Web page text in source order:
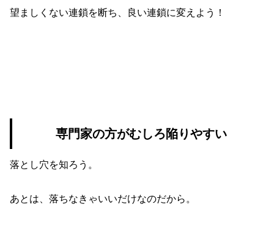
望ましくない連鎖を断ち、良い連鎖に変えよう！
専門家の方がむしろ陥りやすい
落とし穴を知ろう。
あとは、落ちなきゃいいだけなのだから。